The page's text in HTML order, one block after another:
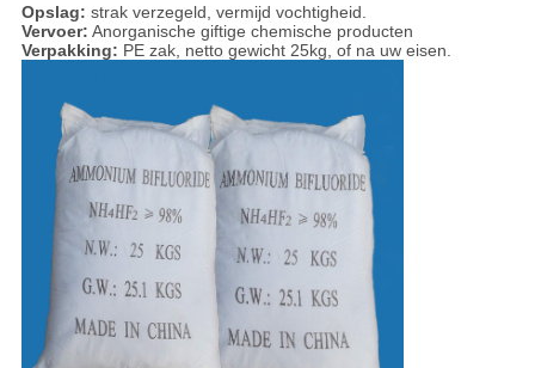
Opslag: strak verzegeld, vermijd vochtigheid.
Vervoer: Anorganische giftige chemische producten
Verpakking: PE zak, netto gewicht 25kg, of na uw eisen.